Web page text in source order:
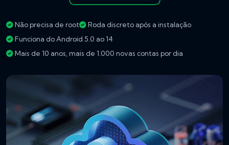
Não precisa de root
Roda discreto após a instalação
Funciona do Android 5.0 ao 14
Mais de 10 anos, mais de 1.000 novas contas por dia